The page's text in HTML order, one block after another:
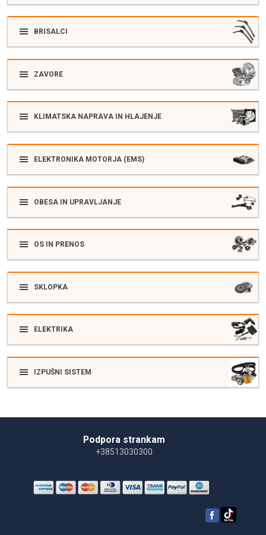
BRISALCI
ZAVORE
KLIMATSKA NAPRAVA IN HLAJENJE
ELEKTRONIKA MOTORJA (EMS)
OBESA IN UPRAVLJANJE
OS IN PRENOS
SKLOPKA
ELEKTRIKA
IZPUŠNI SISTEM
Podpora strankam
+38513030300